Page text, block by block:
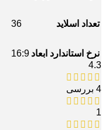
تعداد اسلاید 36
نرخ استاندارد ابعاد 16:9
4.3
4 بررسی
1